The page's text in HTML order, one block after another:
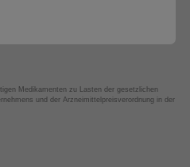
Medikamenten zu Lasten der gesetzlichen
und der Arzneimittelpreisverordnung in der